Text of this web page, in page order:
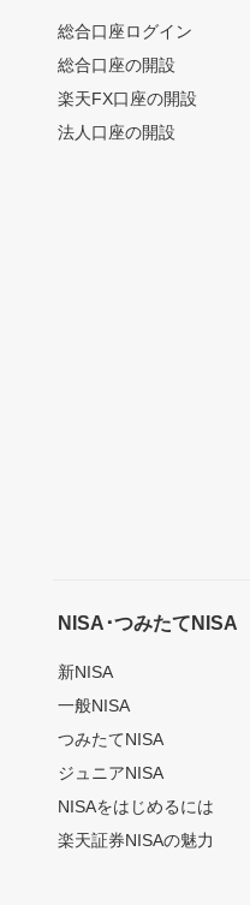
総合口座ログイン
総合口座の開設
楽天FX口座の開設
法人口座の開設
NISA･つみたてNISA
新NISA
一般NISA
つみたてNISA
ジュニアNISA
NISAをはじめるには
楽天証券NISAの魅力